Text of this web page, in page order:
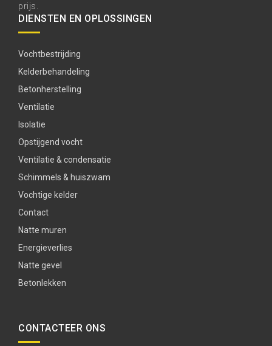
prijs.
DIENSTEN EN OPLOSSINGEN
Vochtbestrijding
Kelderbehandeling
Betonherstelling
Ventilatie
Isolatie
Opstijgend vocht
Ventilatie & condensatie
Schimmels & huiszwam
Vochtige kelder
Contact
Natte muren
Energieverlies
Natte gevel
Betonlekken
CONTACTEER ONS